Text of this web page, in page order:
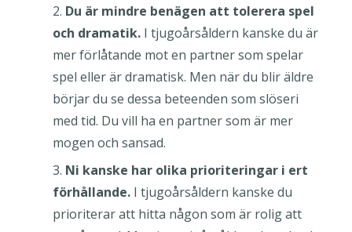
Du är mindre benägen att tolerera spel
och dramatik. I tjugoårsåldern kanske du är
mer förlåtande mot en partner som spelar
spel eller är dramatisk. Men när du blir äldre
börjar du se dessa beteenden som slöseri
med tid. Du vill ha en partner som är mer
mogen och sansad.
Ni kanske har olika prioriteringar i ert
förhållande. I tjugoårsåldern kanske du
prioriterar att hitta någon som är rolig att